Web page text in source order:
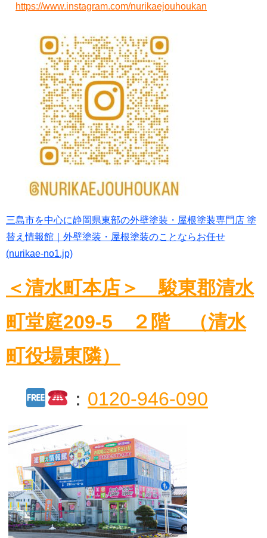
https://www.instagram.com/nurikaejouhoukan
三島市を中心に静岡県東部の外壁塗装・屋根塗装専門店 塗
替え情報館｜外壁塗装・屋根塗装のことならお任せ
(nurikae-no1.jp)
＜清水町本店＞ 駿東郡清水
町堂庭209-5 ２階 （清水
町役場東隣）
： 0120-946-090